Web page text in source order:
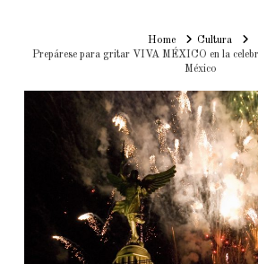
HomeHomeCultura
Prepárese para gritar VIVA MÉXICO en la
México